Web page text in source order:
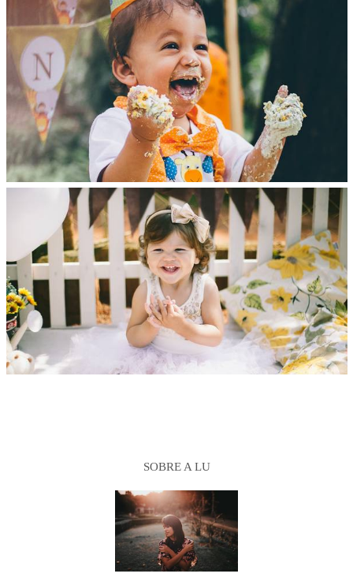
SOBRE A LU